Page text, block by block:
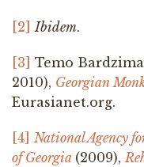
[2] Ibidem.
[3] Temo
2010), Georgian
Eurasianet.org.
[4] National Agency
of Georgia (2009),